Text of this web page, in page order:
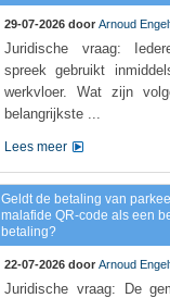
29-07-2026 door Arnoud
Juridische vraag:
spreek gebruikt
werkvloer. Wat zijn
belangrijkste ...
Lees meer
Geldt de betaling van
malafide QR-code als een
betaling?
22-07-2026 door Arnoud
Juridische vraag: De